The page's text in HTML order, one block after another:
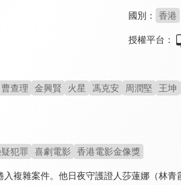
6.2
黃飛鴻對黃飛鴻
爆笑魔改武術大師傳奇
國別： 香港
授權平台：
曹查理 金興賢 火星 馮克安 周潤堅 王坤
犯罪 喜劇電影 香港電影金像獎
複雜案件。他日夜守護證人莎蓮娜（林